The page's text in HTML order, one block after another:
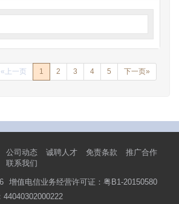
«上一页 1 2 3 4 5 下一页»
公司动态 诚聘人才 免责条款
推广合作
联系我们
增值电信业务经营许可证：粤B1-20150580